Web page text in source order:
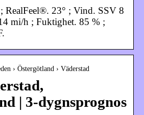
RealFeel®. 23° ; Vind. SSV 8
mi/h ; Fuktighet. 85 % ;
› Östergötland › Väderstad
| 3-dygnsprognos